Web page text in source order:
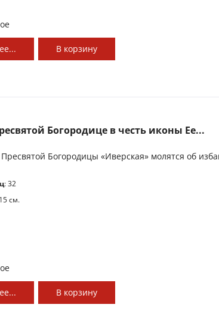
В корзину
Богородице в честь иконы Ее...
Богородицы «Иверская» молятся об
: 32
см.
В корзину